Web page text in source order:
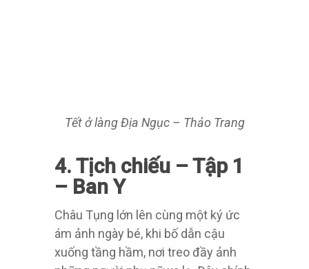
4. Tịch chiếu – Tập 1
– Ban Y
Châu Tụng lớn lên cùng một ký ức
ám ảnh ngày bé, khi bố dẫn cậu
những người phụ nữ xa lạ. Đây chính
là những linh hồn vô tội bị giam cầm
giữa hai thế giới. Từ đó, cuộc đời cậu